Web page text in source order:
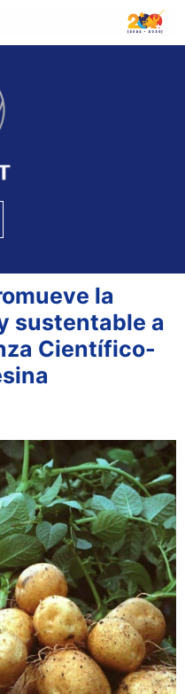
la
sustentable a
Científico-